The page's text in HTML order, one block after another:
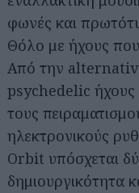
φωνές και
Θόλο με ήχους
Από την
psychedelic
τους
ηλεκτρονικούς
Orbit υπόσχεται
δημιουργικότητα